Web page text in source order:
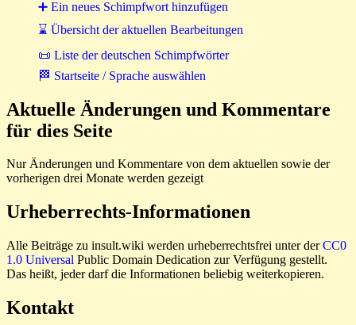
➕ Ein neues Schimpfwort hinzufügen
⌛ Übersicht der aktuellen Bearbeitungen
📜 Liste der deutschen Schimpfwörter
🏁 Startseite / Sprache auswählen
Aktuelle Änderungen und Kommentare
für dies Seite
Nur Änderungen und Kommentare von dem aktuellen sowie der
vorherigen drei Monate werden gezeigt
Urheberrechts-Informationen
Alle Beiträge zu insult.wiki werden urheberrechtsfrei unter derCC0
1.0 Universal Public Domain Dedication zur Verfügung gestellt.
Das heißt, jeder darf die Informationen beliebig weiterkopieren.
Kontakt